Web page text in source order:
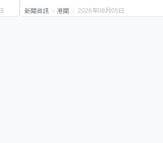
新聞資訊 港聞 2026年08月05日